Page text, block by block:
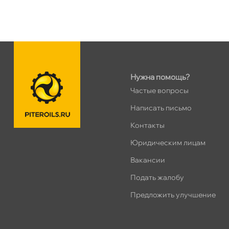
Сегодня, бесплатно
ПН–ВС
Сегодня, бесплатно
Таллинское ш. 159 (Лента)
Нужна помощь?
Частые вопросы
Написать письмо
Контакты
Юридическим лицам
акансии
Подать жалобу
Предложить улучшение